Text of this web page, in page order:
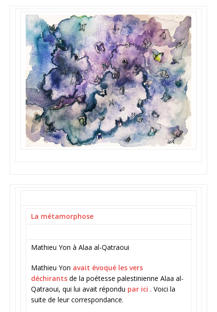
La métamorphose
Mathieu Yon à Alaa al-Qatraoui
Mathieu Yon avait évoqué les vers
déchirants de la poétesse palestinienne Alaa al-
Qatraoui, qui lui avait répondu par ici . Voici la
suite de leur correspondance.